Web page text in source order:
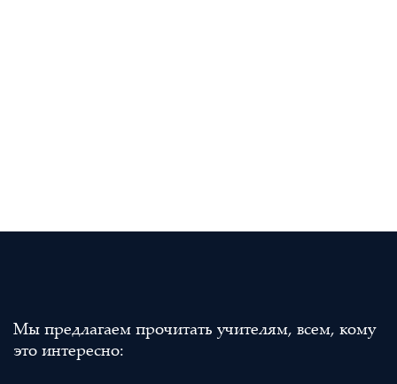
Мы предлагаем прочитать учителям, всем, кому
это интересно: